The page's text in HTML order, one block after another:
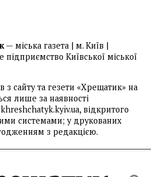
— міська газета | м. Київ |
Київської міської
з сайту та гезети «Хрещатик» на
лише за наявності
відкритого
системами; у друкованих
з редакцією.